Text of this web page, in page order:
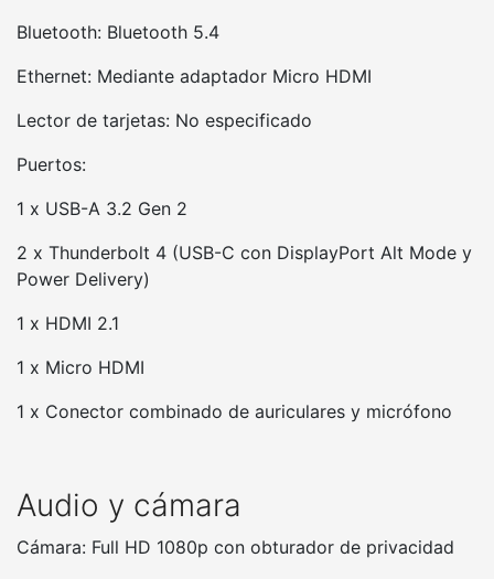
Bluetooth: Bluetooth 5.4
Ethernet: Mediante adaptador Micro HDMI
Lector de tarjetas: No especificado
Puertos:
1 x USB-A 3.2 Gen 2
2 x Thunderbolt 4 (USB-C con DisplayPort Alt Mode y
Power Delivery)
1 x HDMI 2.1
1 x Micro HDMI
1 x Conector combinado de auriculares y micrófono
Audio y cámara
Cámara: Full HD 1080p con obturador de privacidad